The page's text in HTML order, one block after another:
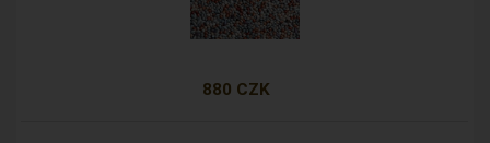
880 CZK